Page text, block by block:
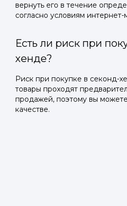
вернуть его в течение
согласно условиям интернет-
Есть ли риск при
хенде?
Риск при покупке в секонд-
товары проходят
продажей, поэтому вы
качестве.